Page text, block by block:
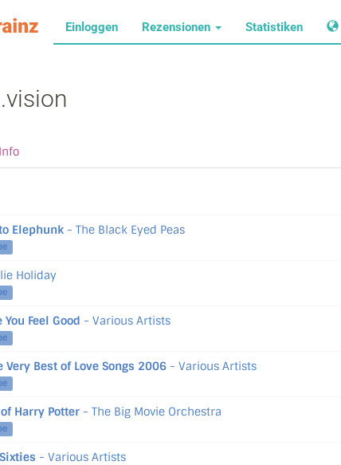
Einloggen Rezensionen Statistiken
Info
Elephunk - The Black Eyed Peas
Holiday
Feel Good - Various Artists
Very Best of Love Songs 2006 - Various Artists
Harry Potter - The Big Movie Orchestra
- Various Artists